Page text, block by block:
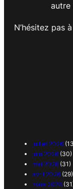
autre
N’hésitez pas
juillet 2026
juin 2026 (30)
mai 2026 (31)
avril 2026 (29)
mars 2026